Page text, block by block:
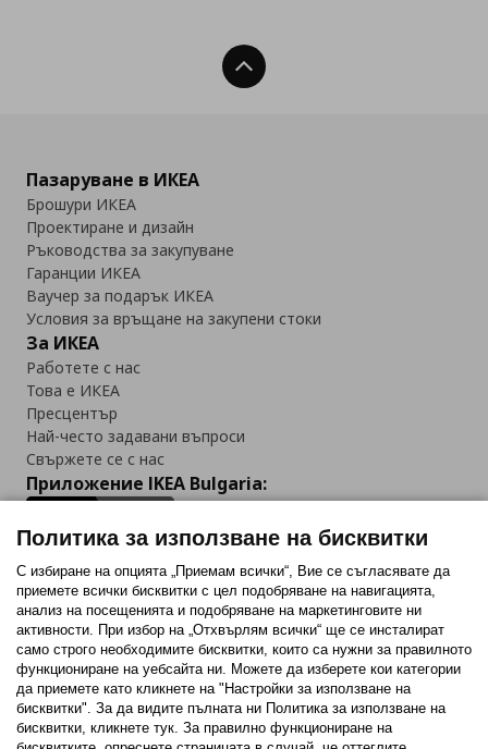
Нагоре
Пазаруване в ИКЕА
Брошури ИКЕА
Проектиране и дизайн
Ръководства за закупуване
Гаранции ИКЕА
Ваучер за подарък ИКЕА
Условия за връщане на закупени стоки
За ИКЕА
Работете с нас
Това е ИКЕА
Пресцентър
Най-често задавани въпроси
Свържете се с нас
Приложение IKEA Bulgaria:
Последвайте ни:
FacebookTwitterYoutubePinterestInstagram
Политика за използване на бисквитки
С избиране на опцията „Приемам всички“, Вие се съгласявате да
приемете всички бисквитки с цел подобряване на навигацията,
анализ на посещенията и подобряване на маркетинговите ни
активности. При избор на „Отхвърлям всички“ ще се инсталират
само строго необходимитe бисквитки, които са нужни за правилното
функциониране на уебсайта ни. Можете да изберете кои категории
да приемете като кликнете на "Настройки за използване на
бисквитки". За да видите пълната ни Политика за използване на
бисквитки, кликнете тук. За правилно функциониране на